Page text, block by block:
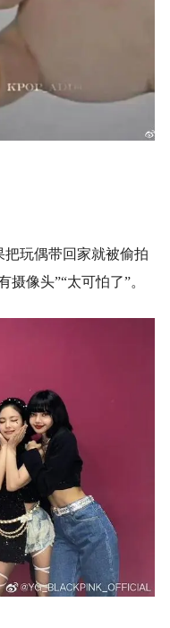
把玩偶带回家就被偷拍
像头”“太可怕了”。